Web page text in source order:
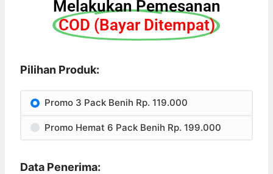
Melakukan Pemesanan
COD (Bayar Ditempat)
Pilihan Produk:
Promo 3 Pack Benih Rp. 119.000
Promo Hemat 6 Pack Benih Rp. 199.000
Data Penerima: